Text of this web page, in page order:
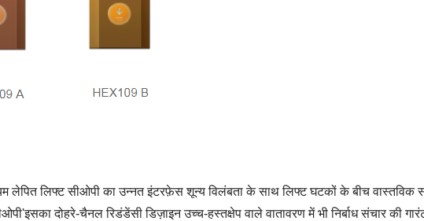
लेपित लिफ्ट सीओपी का उन्नत इंटरफ़ेस शून्य विलंबता के साथ लिफ्ट घटकों के बीच
इसका दोहरे-चैनल रिडंडेंसी डिज़ाइन उच्च-हस्तक्षेप वाले वातावरण में भी निर्बाध संचार की